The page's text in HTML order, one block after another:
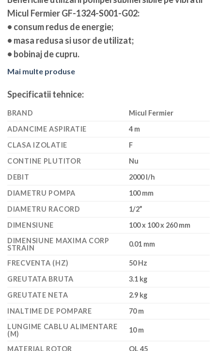
Micul Fermier GF-1324-S001-G02:
• consum redus de energie;
• masa redusa si usor de utilizat;
• bobinaj de cupru.
Mai multe produse
Specificatii tehnice:
BRAND
Micul Fermier
ADANCIME ASPIRATIE
4 m
CLASA IZOLATIE
F
CONTINE PLUTITOR
Nu
DEBIT
2000 l/h
DIAMETRU POMPA
100 mm
DIAMETRU RACORD
1/2”
DIMENSIUNE
100 x 100 x 260 mm
DIMENSIUNE MAXIMA CORP
STRAIN
0.01 mm
FRECVENTA (HZ)
50 Hz
GREUTATA BRUTA
3.1 kg
GREUTATE NETA
2.9 kg
INALTIME DE POMPARE
70 m
LUNGIME CABLU ALIMENTARE
(M)
10 m
MATERIAL ROTOR
OL 45